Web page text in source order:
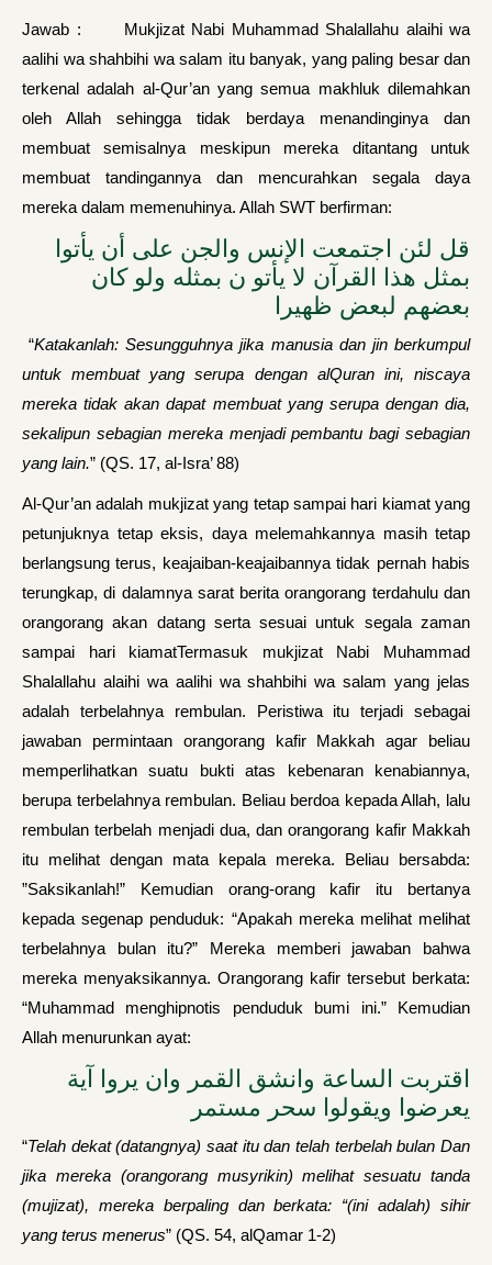
Jawab : Mukjizat Nabi Muhammad Shalallahu alaihi wa
aalihi wa shahbihi wa salam itu banyak, yang paling besar dan
terkenal adalah al-Qur’an yang semua makhluk dilemahkan
oleh Allah sehingga tidak berdaya menandinginya dan
membuat semisal­nya meskipun mereka ditantang untuk
membuat tandingannya dan mencurahkan segala daya
mereka dalam memenuhinya. Allah SWT berfirman:
قل لئن اجتمعت الإنس والجن على أن يأتوا
بمثل هذا القرآن لا يأتو ن بمثله ولو كان
بعضهم لبعض ظهيرا
“Katakanlah: Sesungguhnya jika manusia dan jin ber­kumpul
untuk membuat yang serupa dengan alQuran ini, niscaya
mereka tidak akan dapat membuat yang serupa dengan dia,
sekalipun sebagian mereka menjadi pembantu bagi sebagian
yang lain.” (QS. 17, al-Isra’ 88)
Al-Qur’an adalah mukjizat yang tetap sampai hari kiamat yang
petunjuknya tetap eksis, daya melemahkannya masih tetap
berlangsung terus, keajaiban-keajaibannya tidak pernah habis
terungkap, di dalamnya sarat berita orangorang terdahulu dan
orangorang akan datang serta sesuai untuk segala zaman
sampai hari kiamatTermasuk mukjizat Nabi Muhammad
Shalallahu alaihi wa aalihi wa shahbihi wa salam yang jelas
adalah terbelahnya rembulan. Peristiwa itu terjadi sebagai
jawaban permintaan orangorang kafir Makkah agar beliau
memperlihatkan suatu bukti atas kebenaran kenabiannya,
berupa terbelah­nya rembulan. Beliau berdoa kepada Allah, lalu
rembulan terbelah menjadi dua, dan orangorang kafir Makkah
itu melihat dengan mata kepala mereka. Beliau bersabda:
”Saksikanlah!” Kemudian orang-orang kafir itu bertanya
kepada segenap penduduk: “Apakah mereka melihat melihat
terbelahnya bulan itu?” Mereka memberi jawaban bahwa
mereka menyaksikannya. Orangorang kafir tersebut berkata:
“Muhammad menghipnotis penduduk bumi ini.” Kemudian
Allah menurunkan ayat:
اقتربت الساعة وانشق القمر وان يروا آية
يعرضوا ويقولوا سحر مستمر
“Telah dekat (datangnya) saat itu dan telah terbelah bulan Dan
jika mereka (orangorang musyrikin) melihat sesuatu tanda
(mujizat), mereka berpaling dan berkata: “(ini adalah) sihir
yang terus menerus” (QS. 54, alQamar 1-2)